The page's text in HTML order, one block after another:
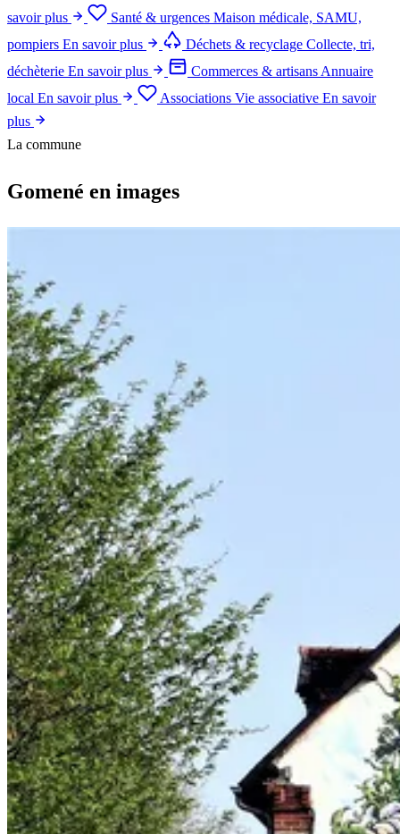
savoir plus
Santé & urgences Maison médicale, SAMU,
pompiers En savoir plus Déchets & recyclage Collecte, tri,
déchèterie En savoir plus Commerces & artisans Annuaire
local En savoir plus Associations Vie associative En savoir
plus
La commune
Gomené en images